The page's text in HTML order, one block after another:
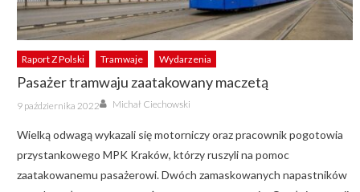
Raport Z Polski Tramwaje Wydarzenia
Pasażer tramwaju zaatakowany maczetą
Posted
on
9 października 2022 Author
Michał Ciechowski
Wielką odwagą wykazali się motorniczy oraz pracownik pogotowia
przystankowego MPK Kraków, którzy ruszyli na pomoc
zaatakowanemu pasażerowi. Dwóch zamaskowanych napastników